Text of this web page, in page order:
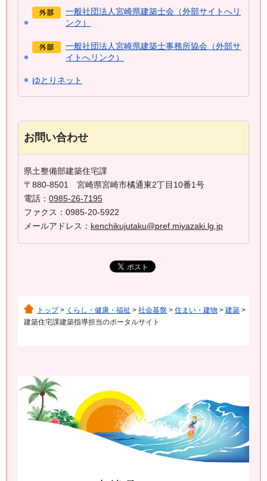
一般社団法人宮崎県建築士会（外部サイトへリ
ンク）
一般社団法人宮崎県建築士事務所協会（外部サ
イトへリンク）
ゆとりネット
お問い合わせ
県土整備部建築住宅課
〒880-8501 宮崎県宮崎市橘通東2丁目10番1号
電話： 0985-26-7195
ファクス：0985-20-5922
メールアドレス： kenchikujutaku@pref.miyazaki.lg.jp
トップ> くらし・健康・福祉 > 社会基盤 > 住まい・建物 > 建築 >
建築住宅課建築指導担当のポータルサイト